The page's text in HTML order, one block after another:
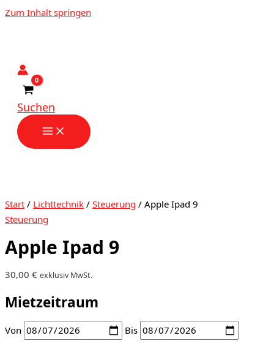
Zum Inhalt springen
Suchen
Start / Lichttechnik / Steuerung / Apple Ipad 9
Steuerung
Apple Ipad 9
30,00 € exklusiv MwSt.
Mietzeitraum
Von Bis